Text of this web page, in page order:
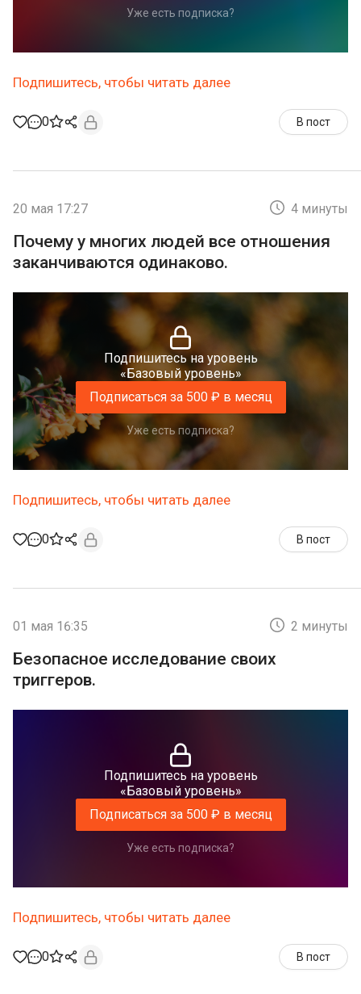
Уже есть подписка?
Подпишитесь, чтобы читать далее
0 В пост
20 мая 17:27 4 минуты
Почему у многих людей все отношения
заканчиваются одинаково.
Подпишитесь на уровень
«Базовый уровень»
Подписаться за 500 ₽ в месяц
Уже есть подписка?
Подпишитесь, чтобы читать далее
0 В пост
01 мая 16:35 2 минуты
Безопасное исследование своих
триггеров.
Подпишитесь на уровень
«Базовый уровень»
Подписаться за 500 ₽ в месяц
Уже есть подписка?
Подпишитесь, чтобы читать далее
0 В пост